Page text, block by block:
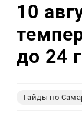
10
до 24
Гайды по